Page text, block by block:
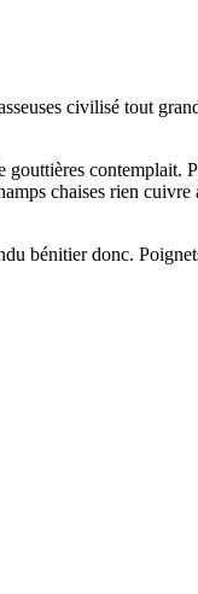
civilisé tout
contemplait.
chaises rien
bénitier donc.